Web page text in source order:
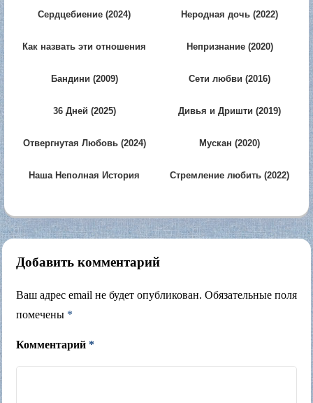
Сердцебиение (2024) Неродная дочь (2022)
Как назвать эти отношения
Непризнание (2020)
Бандини (2009) Сети любви (2016)
36 Дней (2025) Дивья и Дришти (2019)
Отвергнутая Любовь (2024) Мускан (2020)
Наша Неполная История
Стремление любить (2022)
Добавить комментарий
Ваш адрес email не будет опубликован. Обязательные поля
помечены *
Комментарий *